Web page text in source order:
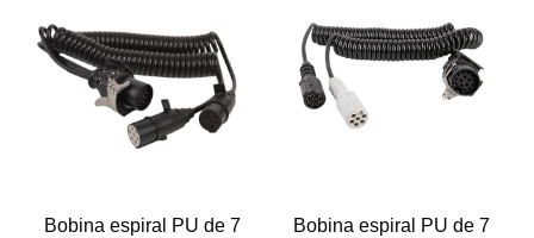
Bobina espiral PU de 7
Bobina espiral PU de 7